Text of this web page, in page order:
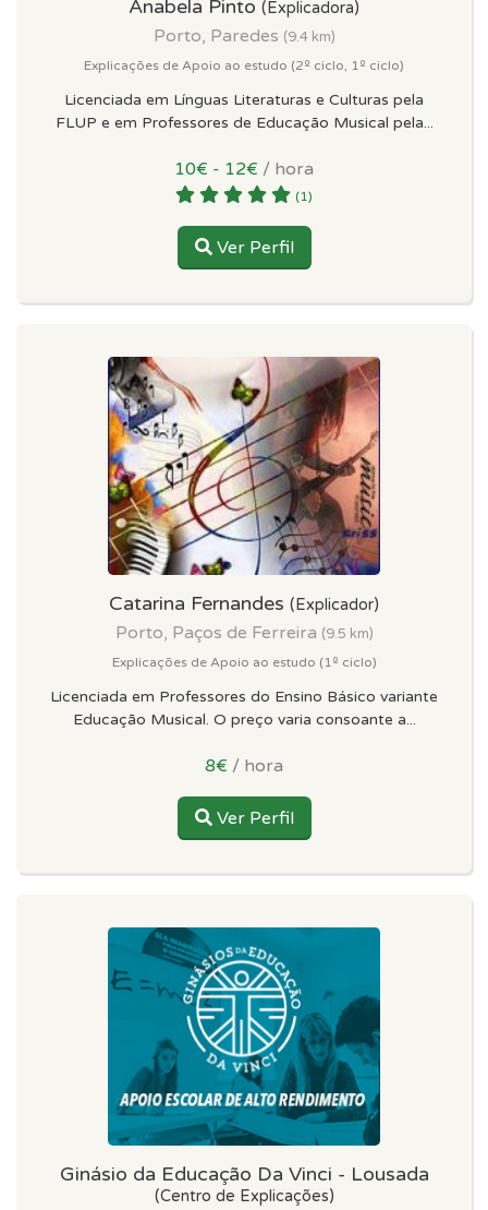
Anabela Pinto (Explicadora)
Porto, Paredes (9.4 km)
Explicações de Apoio ao estudo (2º ciclo, 1º ciclo)
Licenciada em Línguas Literaturas e Culturas pela
FLUP e em Professores de Educação Musical pela...
10€ - 12€ / hora
(1)
Ver Perfil
Catarina Fernandes (Explicador)
Porto, Paços de Ferreira (9.5 km)
Explicações de Apoio ao estudo (1º ciclo)
Licenciada em Professores do Ensino Básico variante
Educação Musical. O preço varia consoante a...
8€ / hora
Ver Perfil
Ginásio da Educação Da Vinci - Lousada
(Centro de Explicações)